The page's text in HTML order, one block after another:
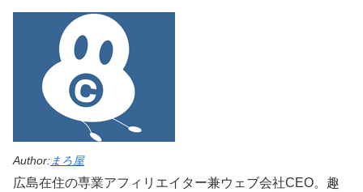
Author:まろ屋
広島在住の専業アフィリエイター兼ウェブ会社CEO。趣